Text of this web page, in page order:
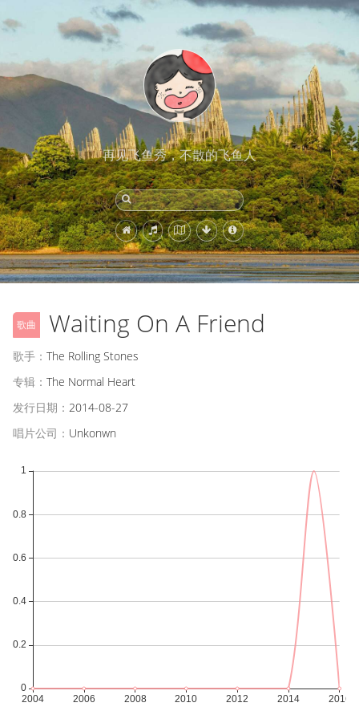
再见飞鱼秀，不散的飞鱼人
歌曲 Waiting On A Friend
歌手： The Rolling Stones
专辑： The Normal Heart
发行日期： 2014-08-27
唱片公司： Unkonwn